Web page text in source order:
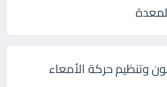
وتنظيم حركة الأمعاء